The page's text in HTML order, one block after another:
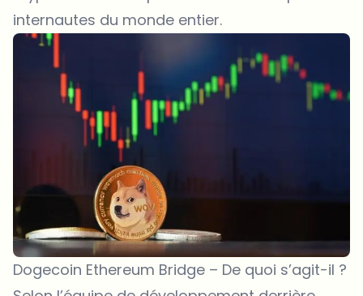
internautes du monde entier.
Dogecoin Ethereum Bridge – De quoi s’agit-il ?